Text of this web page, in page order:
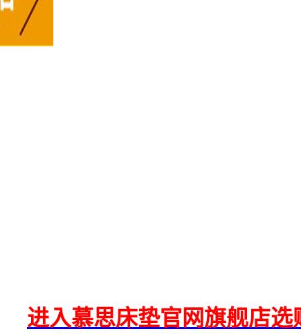
进入慕思床垫官网旗舰店选